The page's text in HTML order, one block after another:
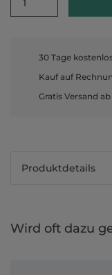
1
30 Tage
Kauf auf
Gratis Versand
Produktdetails
Wird oft dazu